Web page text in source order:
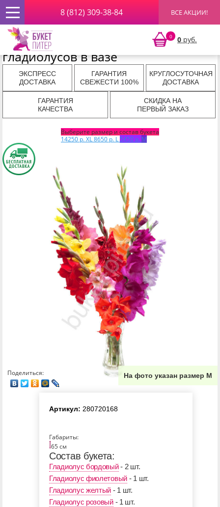
ВСЕ АКЦИИ!
8 (812) 309-38-84
0 0 руб.
Главная По цвету Разноцветные
» Букет из разноцветных
гладиолусов в вазе
Букет из разноцветных
гладиолусов в вазе
ЭКСПРЕСС
ДОСТАВКА
ГАРАНТИЯ
СВЕЖЕСТИ 100%
КРУГЛОСУТОЧНАЯ
ДОСТАВКА
ГАРАНТИЯ
КАЧЕСТВА
СКИДКА НА
ПЕРВЫЙ ЗАКАЗ
Выберите размер и состав букета
14250 р.XL8650 р. L 5450 р. M
На фото указан размер М
Поделиться:
Артикул: 280720168
Габариты:
65 см
Состав букета:
Гладиолус бордовый- 2 шт.
Гладиолус фиолетовый - 1 шт.
Гладиолус желтый - 1 шт.
Гладиолус розовый- 1 шт.